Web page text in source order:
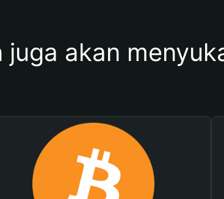
juga akan